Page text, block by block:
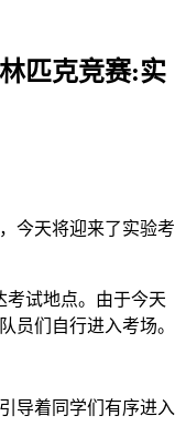
匹克竞赛:实
今天将迎来了实验考
考试地点。由于今天
员们自行进入考场。
导着同学们有序进入